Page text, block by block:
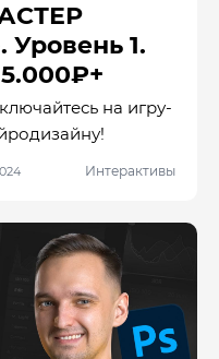
1.
на игру-
Интерактивы